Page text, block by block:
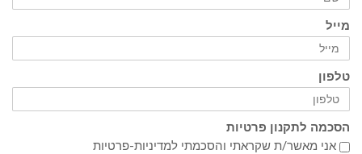
מייל
טלפון
הסכמה לתקנון פרטיות
אני מאשר/ת שקראתי והסכמתי למדיניות-פרטיות